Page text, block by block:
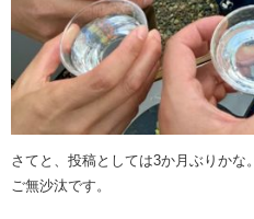
さてと、投稿としては3か月ぶりかな。
ご無沙汰です。